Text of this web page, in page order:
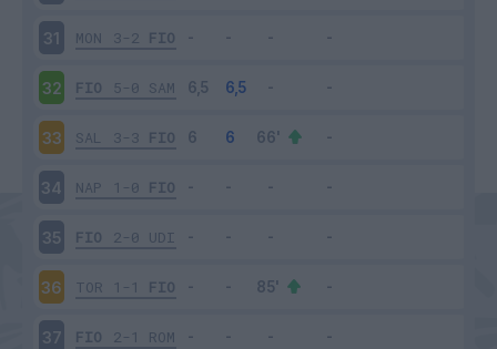
31 MON 3-2 FIO
32 FIO 5-0 SAM
33 SAL 3-3 FIO
34 NAP 1-0 FIO
35 FIO 2-0 UDI
36 TOR 1-1 FIO
37 FIO 2-1 ROM